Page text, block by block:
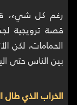
رغم كل شيء،
قصة ترويجية
الحمامات، لكن
بين الناس حتى
الخراب الذي طال